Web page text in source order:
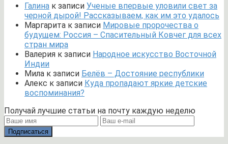
Галина к записи Ученые впервые уловили свет за
черной дырой! Рассказываем, как им это удалось
Маргарита к записи Мировые пророчества о
будущем: Россия – Спасительный Ковчег для всех
стран мира
Валерия к записи Народное искусство Восточной
Индии
Мила к записи Белёв – Достояние республики
Алекс к записи Куда пропадают яркие детские
воспоминания?
Получай лучшие статьи на почту каждую неделю
Подписаться